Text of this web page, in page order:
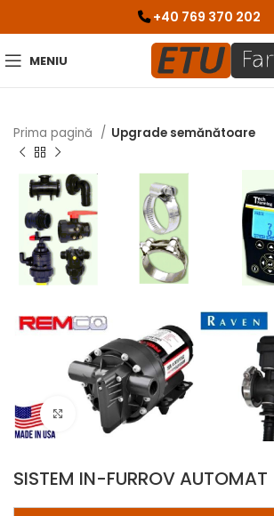
+40 769 370 202
MENIU
Prima pagină Upgrade semănătoare
Click pentru zoom
SISTEM IN-FURROV AUTOMAT